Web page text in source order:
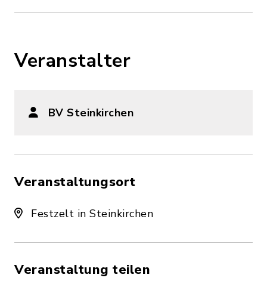
Veranstalter
BV Steinkirchen
Veranstaltungsort
Festzelt in Steinkirchen
Veranstaltung teilen